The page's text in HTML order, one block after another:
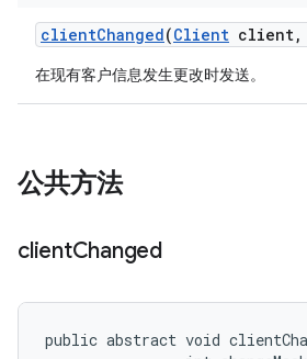
clientChanged(Client client,
在现有客户信息发生更改时发送。
公共方法
clientChanged
public abstract void